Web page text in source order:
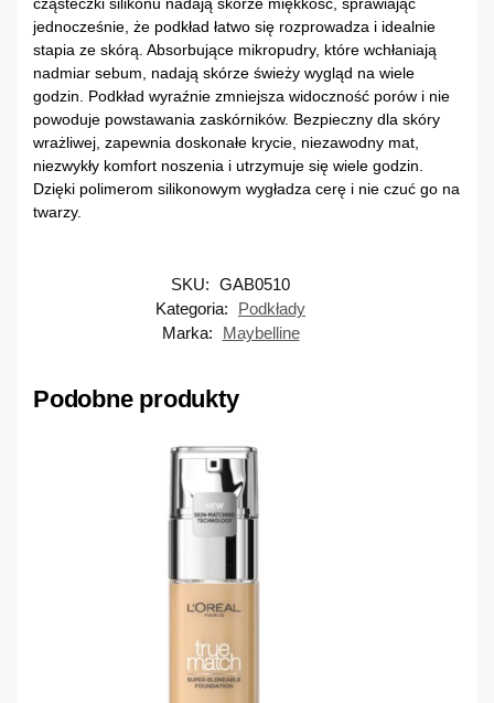
cząsteczki silikonu nadają skórze miękkość, sprawiając
jednocześnie, że podkład łatwo się rozprowadza i idealnie
stapia ze skórą. Absorbujące mikropudry, które wchłaniają
nadmiar sebum, nadają skórze świeży wygląd na wiele
godzin. Podkład wyraźnie zmniejsza widoczność porów i nie
powoduje powstawania zaskórników. Bezpieczny dla skóry
wrażliwej, zapewnia doskonałe krycie, niezawodny mat,
niezwykły komfort noszenia i utrzymuje się wiele godzin.
Dzięki polimerom silikonowym wygładza cerę i nie czuć go na
twarzy.
SKU: GAB0510
Kategoria:
Podkłady
Marka:
Maybelline
Podobne produkty